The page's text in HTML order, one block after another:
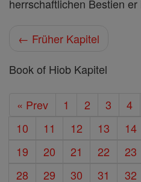
herrschaftlichen Bestien er
← Früher Kapitel
Book of Hiob Kapitel
« Prev 1 2 3 4
10
11 12 13 14
19
20 21 22 23
28
29 30 31 32